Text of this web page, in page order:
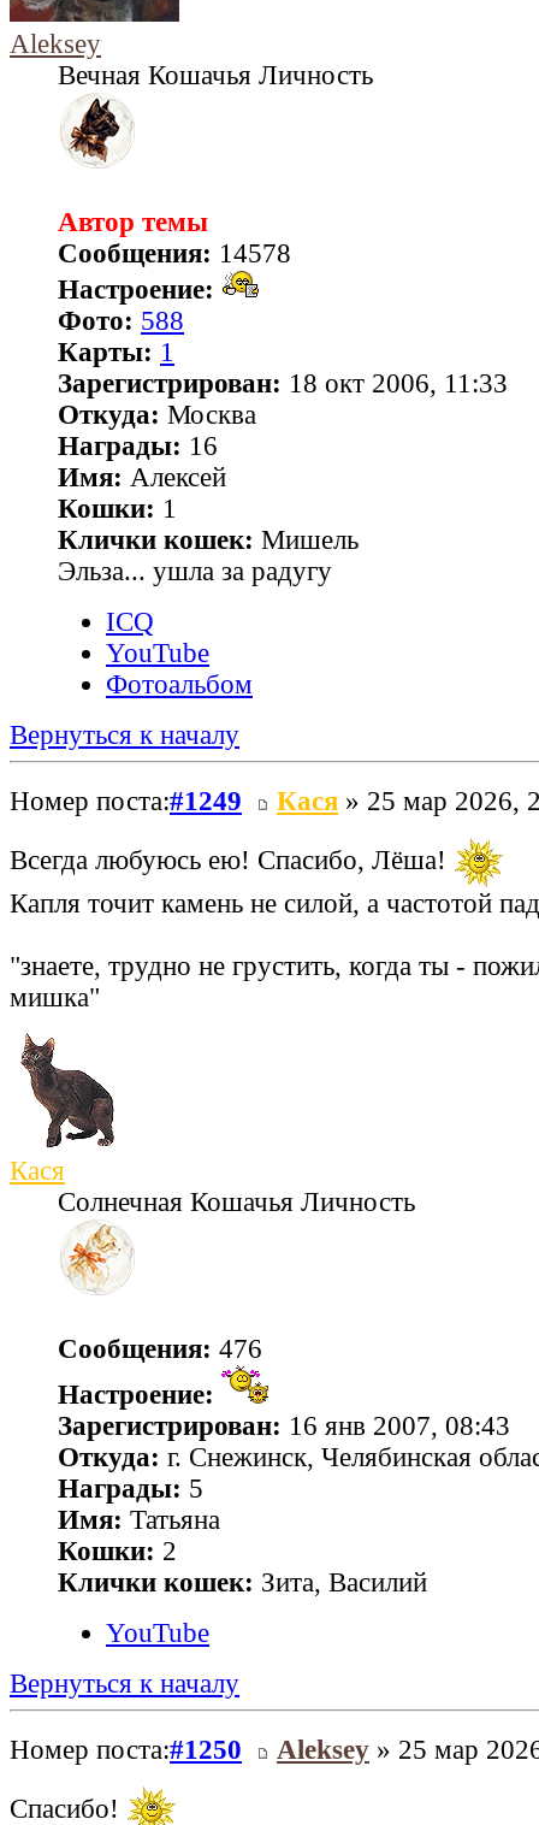
Aleksey
Вечная Кошачья Личность
Автор темы
Сообщения: 14578
Настроение:
Фото: 588
Карты: 1
Зарегистрирован: 18 окт 2006, 11:33
Откуда: Москва
Награды: 16
Имя: Алексей
Кошки: 1
Клички кошек: Мишель
Эльза... ушла за радугу
ICQ
YouTube
Фотоальбом
Вернуться к началу
Номер поста:#1249 Кася » 25 мар 2026,
Всегда любуюсь ею! Спасибо, Лёша!
Капля точит камень не силой, а частотой
"знаете, трудно не грустить, когда ты -
мишка"
Кася
Солнечная Кошачья Личность
Сообщения: 476
Настроение:
Зарегистрирован: 16 янв 2007, 08:43
Откуда: г. Снежинск, Челябинская
Награды: 5
Имя: Татьяна
Кошки: 2
Клички кошек: Зита, Василий
YouTube
Вернуться к началу
Номер поста:#1250 Aleksey » 25 мар
Спасибо!